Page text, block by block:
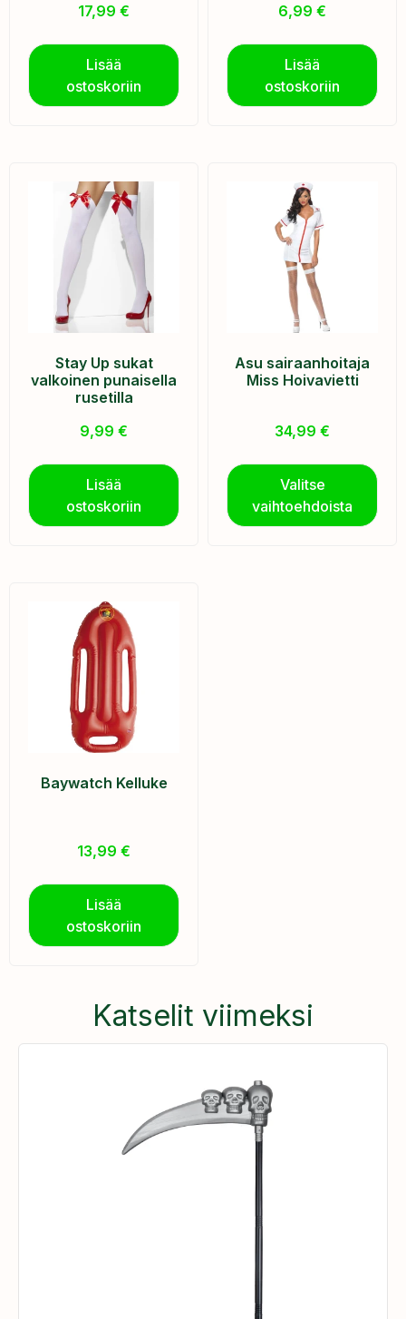
17,99 €
Lisää
ostoskoriin
6,99 €
Lisää
ostoskoriin
Stay Up sukat
valkoinen punaisella
rusetilla
9,99 €
Lisää
ostoskoriin
Asu sairaanhoitaja
Miss Hoivavietti
34,99 €
Valitse
vaihtoehdoista
Baywatch Kelluke
13,99 €
Lisää
ostoskoriin
Katselit viimeksi